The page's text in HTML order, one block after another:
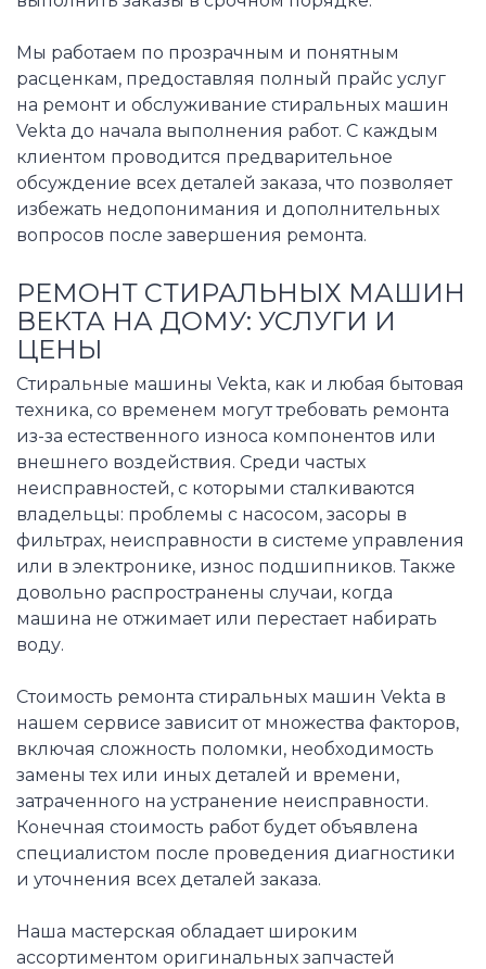
Мы работаем по прозрачным и понятным
расценкам, предоставляя полный прайс услуг
на ремонт и обслуживание стиральных машин
Vekta до начала выполнения работ. С каждым
клиентом проводится предварительное
обсуждение всех деталей заказа, что позволяет
избежать недопонимания и дополнительных
вопросов после завершения ремонта.
РЕМОНТ СТИРАЛЬНЫХ МАШИН
ВЕКТА НА ДОМУ: УСЛУГИ И
ЦЕНЫ
Стиральные машины Vekta, как и любая бытовая
техника, со временем могут требовать ремонта
из-за естественного износа компонентов или
внешнего воздействия. Среди частых
неисправностей, с которыми сталкиваются
владельцы: проблемы с насосом, засоры в
фильтрах, неисправности в системе управления
или в электронике, износ подшипников. Также
довольно распространены случаи, когда
машина не отжимает или перестает набирать
воду.
Стоимость ремонта стиральных машин Vekta в
нашем сервисе зависит от множества факторов,
включая сложность поломки, необходимость
замены тех или иных деталей и времени,
затраченного на устранение неисправности.
Конечная стоимость работ будет объявлена
специалистом после проведения диагностики
и уточнения всех деталей заказа.
Наша мастерская обладает широким
ассортиментом оригинальных запчастей